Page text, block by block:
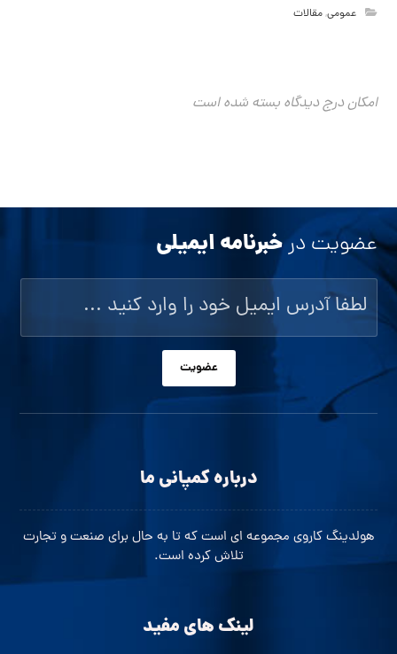
عمومی,مقالات
امکان درج دیدگاه بسته شده است
عضویت درخبرنامه ایمیلی
عضویت
درباره کمپانی ما
هولدینگ کاروی مجموعه ای است که تا به حال برای صنعت و تجارت
تلاش کرده است.
لینک های مفید